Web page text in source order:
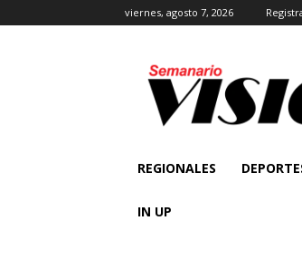
viernes, agosto 7, 2026
REGIONALES
IN UP